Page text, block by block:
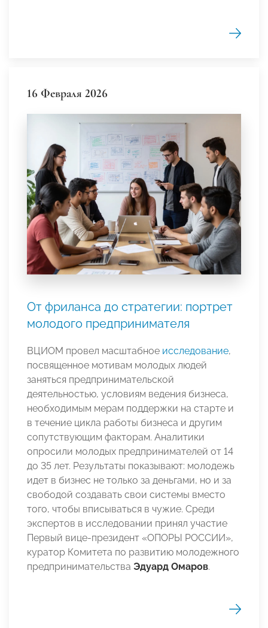
16 Февраля 2026
От фриланса до стратегии: портрет
молодого предпринимателя
ВЦИОМ провел масштабное исследование,
посвященное мотивам молодых людей
заняться предпринимательской
деятельностью, условиям ведения бизнеса,
необходимым мерам поддержки на старте и
в течение цикла работы бизнеса и другим
сопутствующим факторам. Аналитики
опросили молодых предпринимателей от 14
до 35 лет. Результаты показывают: молодежь
идет в бизнес не только за деньгами, но и за
свободой создавать свои системы вместо
того, чтобы вписываться в чужие. Среди
экспертов в исследовании принял участие
Первый вице-президент «ОПОРЫ РОССИИ»,
куратор Комитета по развитию молодежного
предпринимательства Эдуард Омаров.